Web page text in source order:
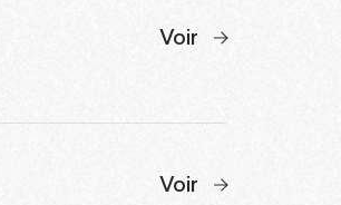
Voir
Voir